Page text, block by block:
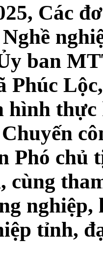
Các
ban
Phúc
hình thực
Phó
cùng
nghiệp,
tỉnh,